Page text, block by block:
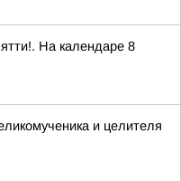
На календаре 8
и целителя